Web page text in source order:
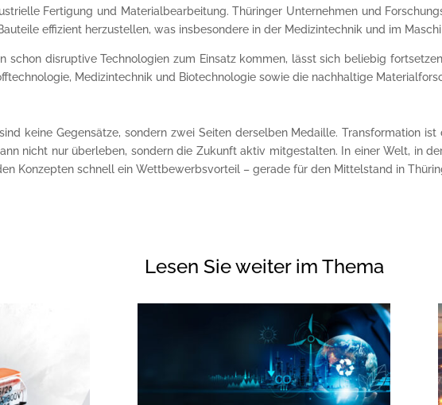
Fertigung und Materialbearbeitung. Thüringer Unternehmen und
effizient herzustellen, was insbesondere in der Medizintechnik und im
schon disruptive Technologien zum Einsatz kommen, lässt sich beliebig
Medizintechnik und Biotechnologie sowie die nachhaltige
keine Gegensätze, sondern zwei Seiten derselben Medaille. Transformation
nicht nur überleben, sondern die Zukunft aktiv mitgestalten. In einer Welt, in
Konzepten schnell ein Wettbewerbsvorteil – gerade für den Mittelstand in
Lesen Sie weiter im Thema